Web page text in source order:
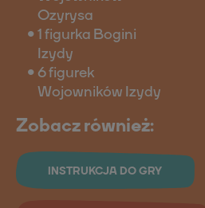
Ozyrysa
1 figurka Bogini
Izydy
6 figurek
Wojowników Izydy
Zobacz również:
INSTRUKCJA DO GRY